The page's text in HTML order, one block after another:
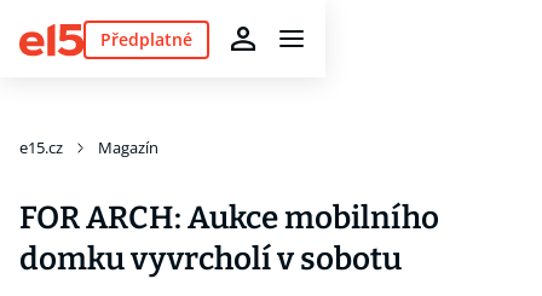
Předplatné
e15.cz Magazín
FOR ARCH: Aukce mobilního
domku vyvrcholí v sobotu